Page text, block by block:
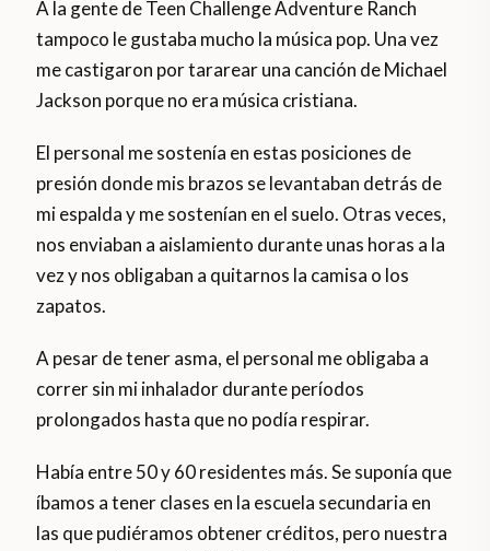
A la gente de Teen Challenge Adventure Ranch
tampoco le gustaba mucho la música pop. Una vez
me castigaron por tararear una canción de Michael
Jackson porque no era música cristiana.
El personal me sostenía en estas posiciones de
presión donde mis brazos se levantaban detrás de
mi espalda y me sostenían en el suelo. Otras veces,
nos enviaban a aislamiento durante unas horas a la
vez y nos obligaban a quitarnos la camisa o los
zapatos.
A pesar de tener asma, el personal me obligaba a
correr sin mi inhalador durante períodos
prolongados hasta que no podía respirar.
Había entre 50 y 60 residentes más. Se suponía que
íbamos a tener clases en la escuela secundaria en
las que pudiéramos obtener créditos, pero nuestra